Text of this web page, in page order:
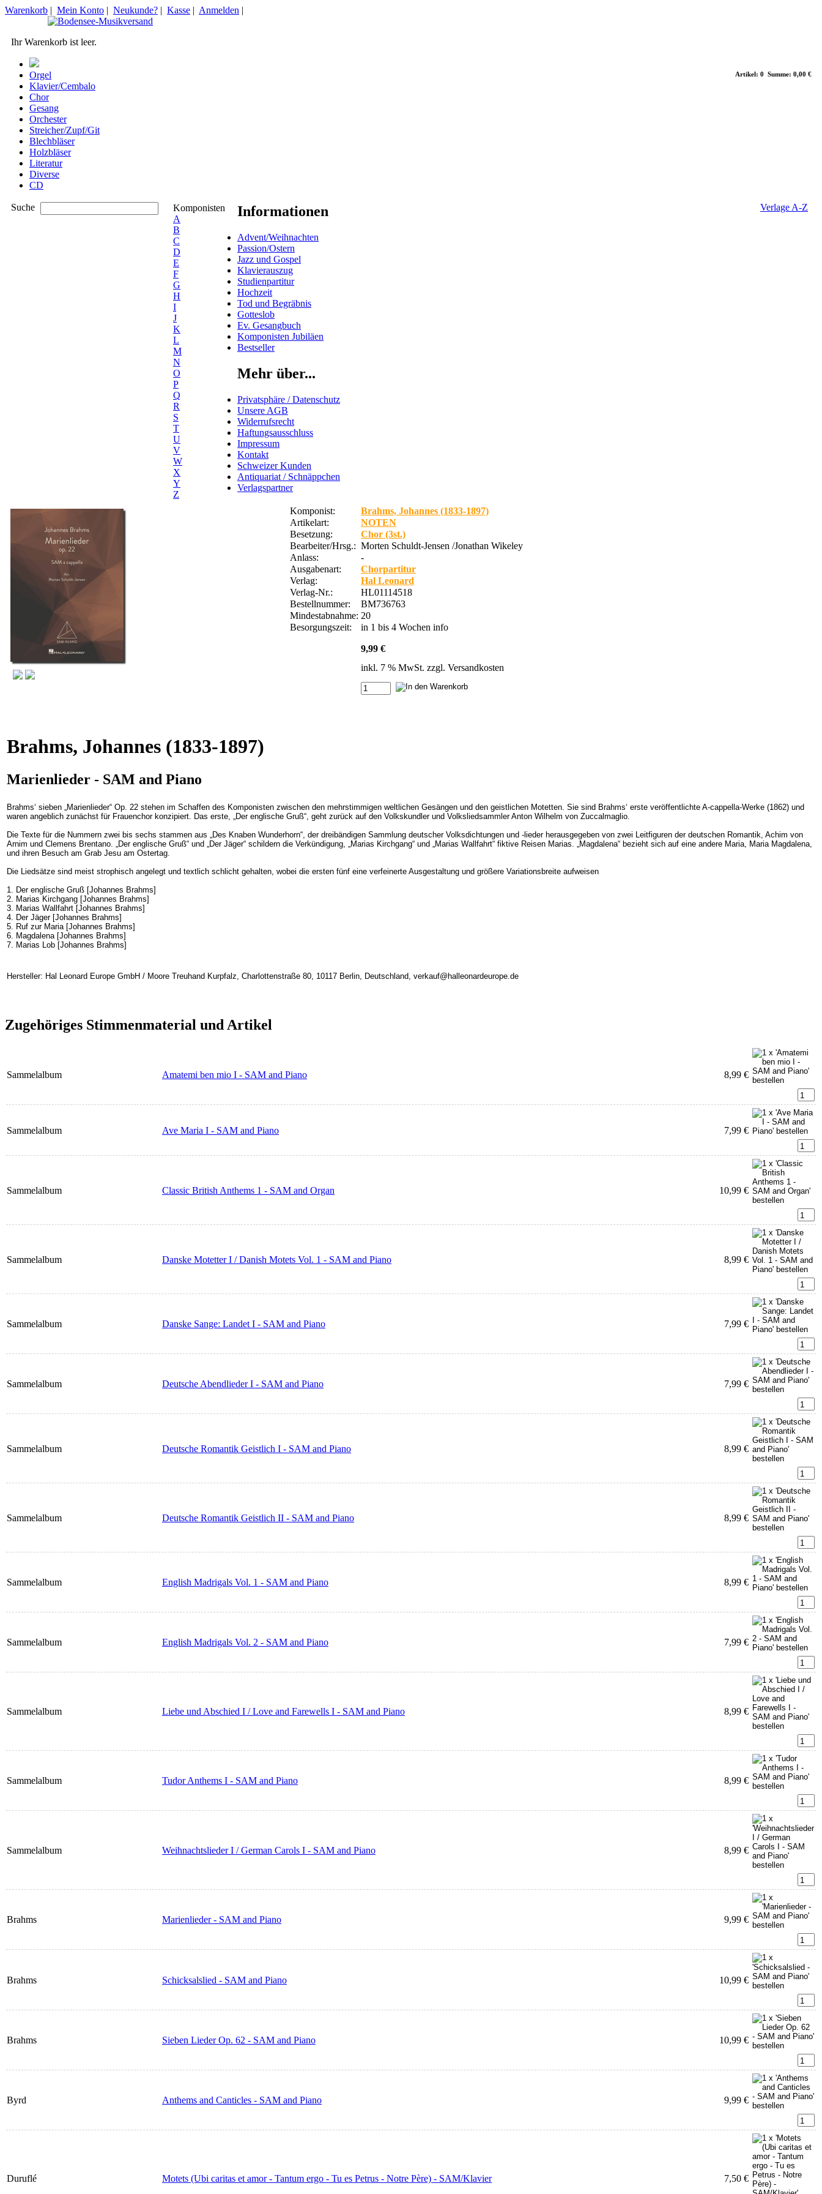
Artikel: 0 Summe: 0,00 €
Warenkorb | Mein Konto | Neukunde? | Kasse | Anmelden |
Ihr Warenkorb ist leer.
Orgel
Klavier/Cembalo
Chor
Gesang
Orchester
Streicher/Zupf/Git
Blechbläser
Holzbläser
Literatur
Diverse
CD
Suche
Komponisten
A
B
C
D
E
F
G
H
I
J
K
L
M
N
O
P
Q
R
S
T
U
V
W
X
Y
Z
Verlage A-Z
Informationen
Advent/Weihnachten
Passion/Ostern
Jazz und Gospel
Klavierauszug
Studienpartitur
Hochzeit
Tod und Begräbnis
Gotteslob
Ev. Gesangbuch
Komponisten Jubiläen
Bestseller
Mehr über...
Privatsphäre / Datenschutz
Unsere AGB
Widerrufsrecht
Haftungsausschluss
Impressum
Kontakt
Schweizer Kunden
Antiquariat / Schnäppchen
Verlagspartner
Komponist:
Brahms, Johannes (1833-1897)
Artikelart:
NOTEN
Besetzung:
Chor (3st.)
Bearbeiter/Hrsg.: Morten Schuldt-Jensen /Jonathan Wikeley
Anlass:
-
Ausgabenart:
Chorpartitur
Verlag:
Hal Leonard
Verlag-Nr.:
HL01114518
Bestellnummer:
BM736763
Mindestabnahme: 20
Besorgungszeit:
in 1 bis 4 Wochen info
9,99 €
inkl. 7 % MwSt. zzgl. Versandkosten
Brahms, Johannes (1833-1897)
Marienlieder - SAM and Piano
Brahms‘ sieben „Marienlieder“ Op. 22 stehen im Schaffen des Komponisten zwischen den mehrstimmigen weltlichen Gesängen und den geistlichen Motetten. Sie sind Brahms‘ erste veröffentlichte A-cappella-Werke (1862) und
waren angeblich zunächst für Frauenchor konzipiert. Das erste, „Der englische Gruß“, geht zurück auf den Volkskundler und Volksliedsammler Anton Wilhelm von Zuccalmaglio.
Die Texte für die Nummern zwei bis sechs stammen aus „Des Knaben Wunderhorn“, der dreibändigen Sammlung deutscher Volksdichtungen und -lieder herausgegeben von zwei Leitfiguren der deutschen Romantik, Achim von
Arnim und Clemens Brentano. „Der englische Gruß“ und „Der Jäger“ schildern die Verkündigung, „Marias Kirchgang“ und „Marias Wallfahrt“ fiktive Reisen Marias. „Magdalena“ bezieht sich auf eine andere Maria, Maria Magdalena,
und ihren Besuch am Grab Jesu am Ostertag.
Die Liedsätze sind meist strophisch angelegt und textlich schlicht gehalten, wobei die ersten fünf eine verfeinerte Ausgestaltung und größere Variationsbreite aufweisen
1. Der englische Gruß [Johannes Brahms]
2. Marias Kirchgang [Johannes Brahms]
3. Marias Wallfahrt [Johannes Brahms]
4. Der Jäger [Johannes Brahms]
5. Ruf zur Maria [Johannes Brahms]
6. Magdalena [Johannes Brahms]
7. Marias Lob [Johannes Brahms]
Hersteller: Hal Leonard Europe GmbH / Moore Treuhand Kurpfalz, Charlottenstraße 80, 10117 Berlin, Deutschland, verkauf@halleonardeurope.de
Zugehöriges Stimmenmaterial und Artikel
Sammelalbum Amatemi ben mio I - SAM and Piano 8,99 €
Sammelalbum Ave Maria I - SAM and Piano 7,99 €
Sammelalbum Classic British Anthems 1 - SAM and Organ 10,99 €
Sammelalbum Danske Motetter I / Danish Motets Vol. 1 - SAM and Piano 8,99 €
Sammelalbum Danske Sange: Landet I - SAM and Piano 7,99 €
Sammelalbum Deutsche Abendlieder I - SAM and Piano 7,99 €
Sammelalbum Deutsche Romantik Geistlich I - SAM and Piano 8,99 €
Sammelalbum Deutsche Romantik Geistlich II - SAM and Piano 8,99 €
Sammelalbum English Madrigals Vol. 1 - SAM and Piano 8,99 €
Sammelalbum English Madrigals Vol. 2 - SAM and Piano 7,99 €
Sammelalbum Liebe und Abschied I / Love and Farewells I - SAM and Piano 8,99 €
Sammelalbum Tudor Anthems I - SAM and Piano 8,99 €
Sammelalbum Weihnachtslieder I / German Carols I - SAM and Piano 8,99 €
Brahms Marienlieder - SAM and Piano 9,99 €
Brahms Schicksalslied - SAM and Piano 10,99 €
Brahms Sieben Lieder Op. 62 - SAM and Piano 10,99 €
Byrd Anthems and Canticles - SAM and Piano 9,99 €
Duruflé Motets (Ubi caritas et amor - Tantum ergo - Tu es Petrus - Notre Père) - SAM/Klavier 7,50 €